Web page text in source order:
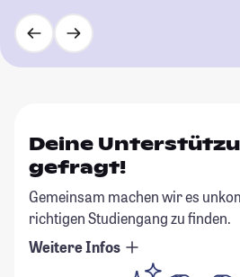
Deine
gefragt!
Gemeinsam machen wir es
richtigen Studiengang zu finden.
Weitere Infos